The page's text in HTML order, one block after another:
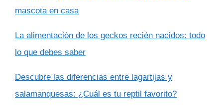
mascota en casa
La alimentación de los geckos recién nacidos: todo
lo que debes saber
Descubre las diferencias entre lagartijas y
salamanquesas: ¿Cuál es tu reptil favorito?